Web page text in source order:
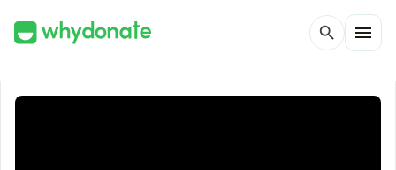
search menu